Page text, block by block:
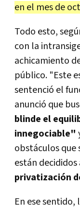
en el mes de
Todo esto,
con la
achicamiento
público. "Este
sentenció el
anunció que
blinde el
innegociable"
obstáculos que
están decididos
privatización
En ese sentido,